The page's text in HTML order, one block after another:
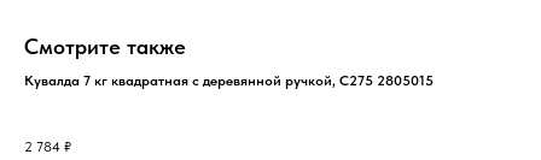
Смотрите также
Кувалда 7 кг квадратная с деревянной ручкой, С275 2805015
2 784 ₽